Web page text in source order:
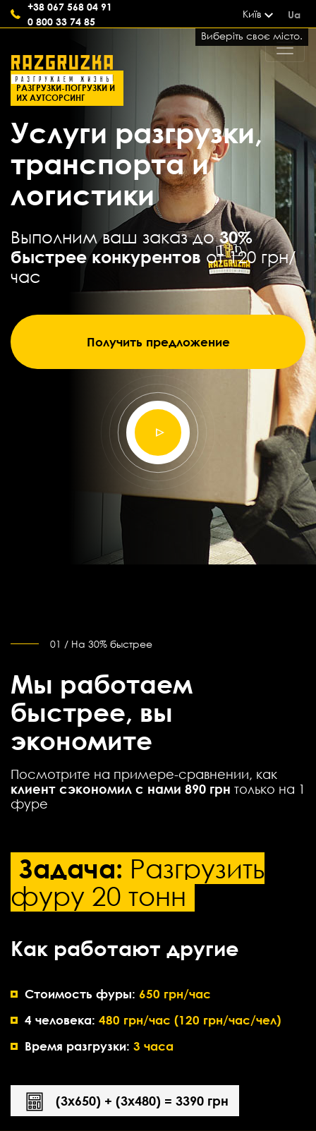
+38 067 568 04 91
0 800 33 74 85
Київ Ua
СОВРЕМЕННЫЕ УСЛУГИ
РАЗГРУЗКИ-ПОГРУЗКИ И
ИХ АУТСОРСИНГ
Услуги разгрузки,
транспорта и
логистики
Выполним ваш заказ до30%
быстрее конкурентов от 120 грн/
час
Получить предложение
01 / На 30% быстрее
Мы работаем
быстрее, вы
экономите
Посмотрите на примере-сравнении, как
клиент сэкономил с нами 890 грн только на 1
фуре
Задача: Разгрузить
фуру 20 тонн
Как работают другие
Стоимость фуры: 650 грн/час
4 человека: 480 грн/час (120 грн/час/чел)
Время разгрузки: 3 часа
(3х650) + (3х480) = 3390 грн
Виберіть своє місто.